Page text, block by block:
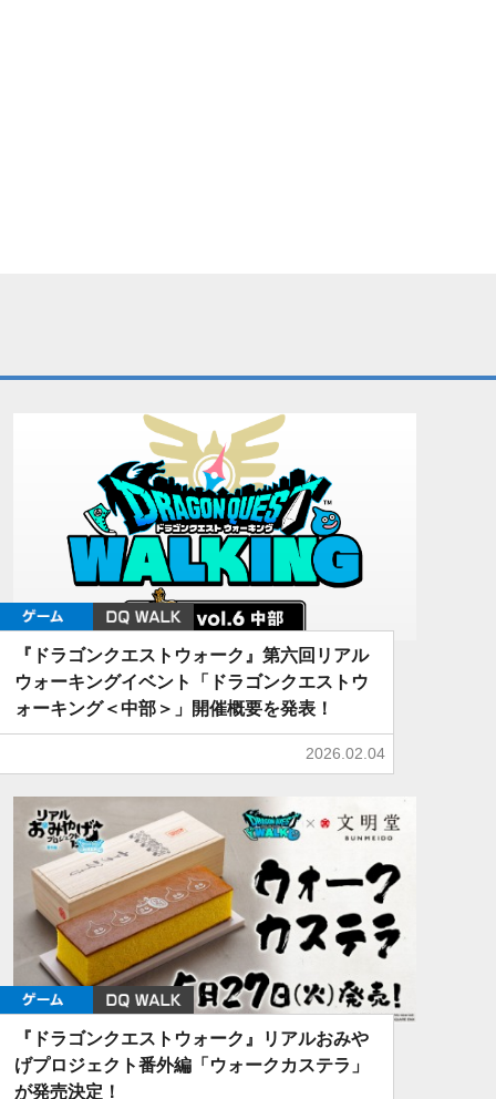
ゲーム DQ WALK
『ドラゴンクエストウォーク』第六回リアル
ウォーキングイベント「ドラゴンクエストウ
ォーキング＜中部＞」開催概要を発表！
2026.02.04
ゲーム DQ WALK
『ドラゴンクエストウォーク』リアルおみや
げプロジェクト番外編「ウォークカステラ」
が発売決定！